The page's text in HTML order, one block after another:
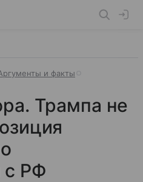
и факты
Трампа не
с РФ